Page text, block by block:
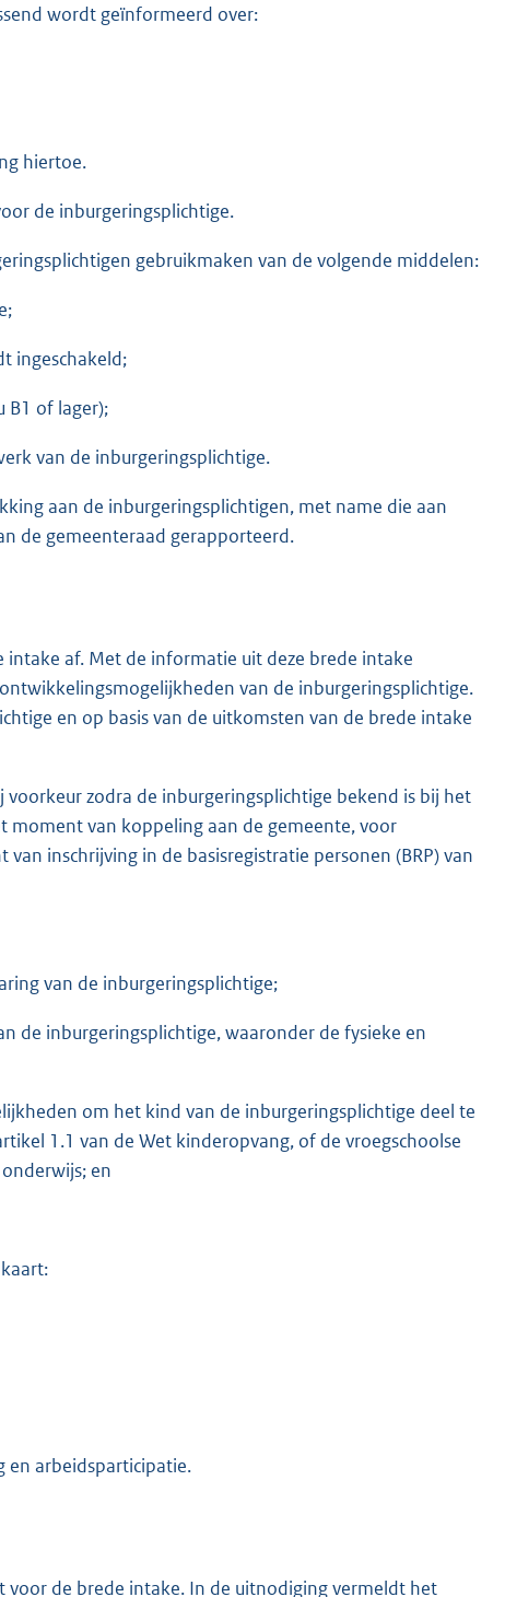
wordt geïnformeerd over:
hiertoe.
de inburgeringsplichtige.
gebruikmaken van de volgende middelen:
ingeschakeld;
B1 of lager);
van de inburgeringsplichtige.
aan de inburgeringsplichtigen, met name die aan
de gemeenteraad gerapporteerd.
af. Met de informatie uit deze brede intake
van de inburgeringsplichtige.
en op basis van de uitkomsten van de brede intake
zodra de inburgeringsplichtige bekend is bij het
moment van koppeling aan de gemeente, voor
inschrijving in de basisregistratie personen (BRP) van
van de inburgeringsplichtige;
de inburgeringsplichtige, waaronder de fysieke en
om het kind van de inburgeringsplichtige deel te
1.1 van de Wet kinderopvang, of de vroegschoolse
en
en arbeidsparticipatie.
de brede intake. In de uitnodiging vermeldt het